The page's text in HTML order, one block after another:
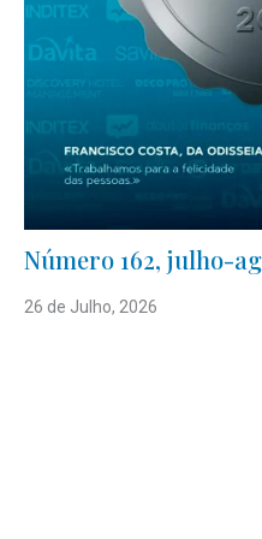
Número 162, julho-
26 de Julho, 2026